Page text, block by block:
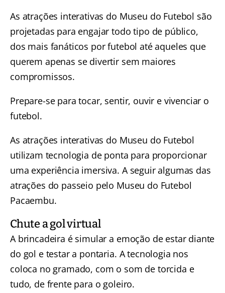
As atrações interativas do Museu do Futebol são
projetadas para engajar todo tipo de público,
dos mais fanáticos por futebol até aqueles que
querem apenas se divertir sem maiores
compromissos.
Prepare-se para tocar, sentir, ouvir e vivenciar o
futebol.
As atrações interativas do Museu do Futebol
utilizam tecnologia de ponta para proporcionar
uma experiência imersiva. A seguir algumas das
atrações do passeio pelo Museu do Futebol
Pacaembu.
Chute a gol virtual
A brincadeira é simular a emoção de estar diante
do gol e testar a pontaria. A tecnologia nos
coloca no gramado, com o som de torcida e
tudo, de frente para o goleiro.